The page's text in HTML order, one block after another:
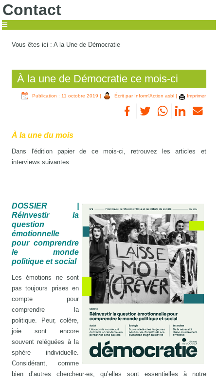
Contact
Vous êtes ici :A la Une de Démocratie
À la une de Démocratie ce mois-ci
Publication : 11 octobre 2019 | Écrit par Inform'Action asbl| Imprimer
À la une du mois
Dans l'édition papier de ce mois-ci, retrouvez les articles et
interviews suivantes
DOSSIER |
Réinvestir la
question
émotionnelle
pour comprendre
le monde
politique et social
Les émotions ne sont
pas toujours prises en
compte pour
comprendre la
politique. Peur, colère,
joie sont encore
souvent reléguées à la
sphère individuelle.
Considérant, comme
bien d’autres chercheur·es, qu’elles sont essentielles à notre